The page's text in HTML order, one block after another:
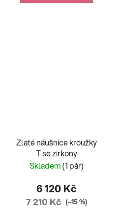
Zlaté náušnice kroužky
T se zirkony
Skladem(1 pár)
6 120 Kč
7 210 Kč (–15 %)